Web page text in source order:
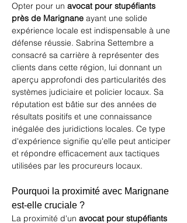
Opter pour un avocat pour stupéfiants
près de Marignane ayant une solide
expérience locale est indispensable à une
défense réussie. Sabrina Settembre a
consacré sa carrière à représenter des
clients dans cette région, lui donnant un
aperçu approfondi des particularités des
systèmes judiciaire et policier locaux. Sa
réputation est bâtie sur des années de
résultats positifs et une connaissance
inégalée des juridictions locales. Ce type
d'expérience signifie qu'elle peut anticiper
et répondre efficacement aux tactiques
utilisées par les procureurs locaux.
Pourquoi la proximité avec Marignane
est-elle cruciale ?
La proximité d'un avocat pour stupéfiants